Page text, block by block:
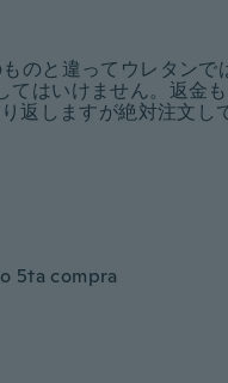
のと違ってウレタンで
てはいけません。返金
返しますが絶対注文し
5ta compra